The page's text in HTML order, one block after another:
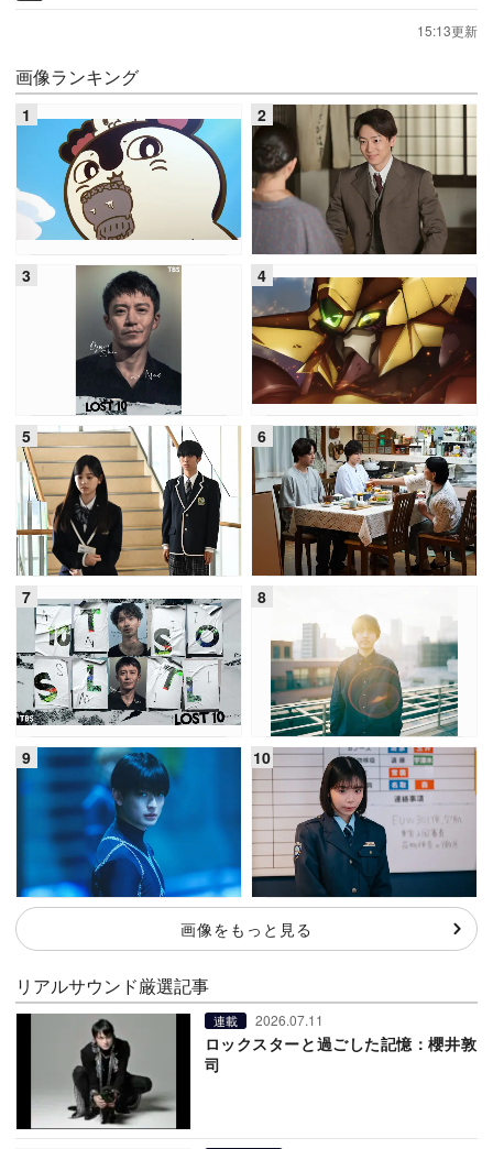
15:13更新
画像ランキング
画像をもっと見る
リアルサウンド厳選記事
連載 2026.07.11
ロックスターと過ごした記憶：櫻井敦
司